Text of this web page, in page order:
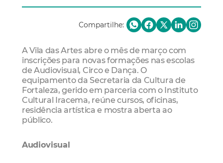
Compartilhe:
A Vila das Artes abre o mês de março com
inscrições para novas formações nas escolas
de Audiovisual, Circo e Dança. O
equipamento da Secretaria da Cultura de
Fortaleza, gerido em parceria com o Instituto
Cultural Iracema, reúne cursos, oficinas,
residência artística e mostra aberta ao
público.
Audiovisual